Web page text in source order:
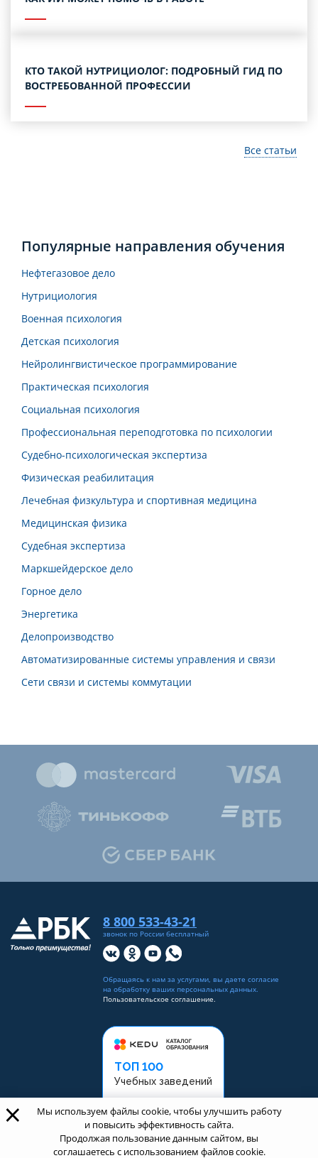
КТО ТАКОЙ НУТРИЦИОЛОГ: ПОДРОБНЫЙ ГИД ПО
ВОСТРЕБОВАННОЙ ПРОФЕССИИ
Все статьи
Популярные направления обучения
Нефтегазовое дело
Нутрициология
Военная психология
Детская психология
Нейролингвистическое программирование
Практическая психология
Социальная психология
Профессиональная переподготовка по психологии
Судебно-психологическая экспертиза
Физическая реабилитация
Лечебная физкультура и спортивная медицина
Медицинская физика
Судебная экспертиза
Маркшейдерское дело
Горное дело
Энергетика
Делопроизводство
Автоматизированные системы управления и связи
Сети связи и системы коммутации
ТОП 100
Учебных заведений
Рейтинг: 5
8 800 533-43-21
звонок по России бесплатный
Обращаясь к нам за услугами, вы даете согласие
на обработку ваших персональных данных.
Пользовательское соглашение.
×
Мы используем файлы cookie, чтобы улучшить работу
и повысить эффективность сайта.
Продолжая пользование данным сайтом, вы
соглашаетесь с использованием файлов cookie.